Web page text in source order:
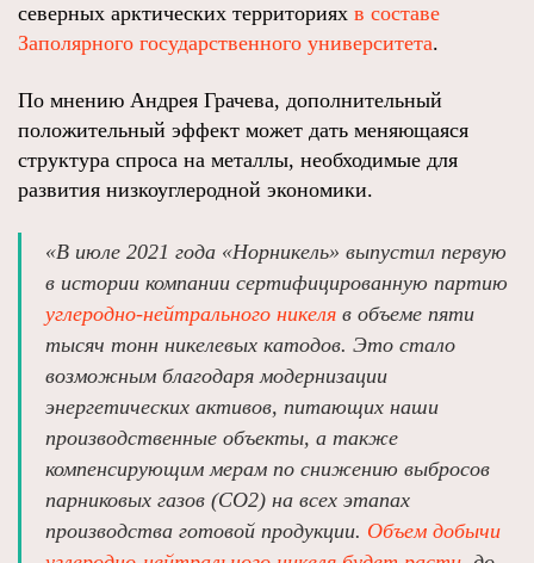
северных арктических территориях в составе
Заполярного государственного университета.
По мнению Андрея Грачева, дополнительный
положительный эффект может дать меняющаяся
структура спроса на металлы, необходимые для
развития низкоуглеродной экономики.
«В июле 2021 года «Норникель» выпустил первую
в истории компании сертифицированную партию
углеродно-нейтрального никеля в объеме пяти
тысяч тонн никелевых катодов. Это стало
возможным благодаря модернизации
энергетических активов, питающих наши
производственные объекты, а также
компенсирующим мерам по снижению выбросов
парниковых газов (CO2) на всех этапах
производства готовой продукции. Объем добычи